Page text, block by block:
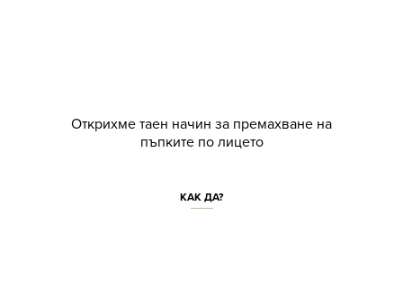
Открихме таен начин за премахване на
пъпките по лицето
КАК ДА?